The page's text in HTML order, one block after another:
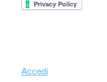
Accedi